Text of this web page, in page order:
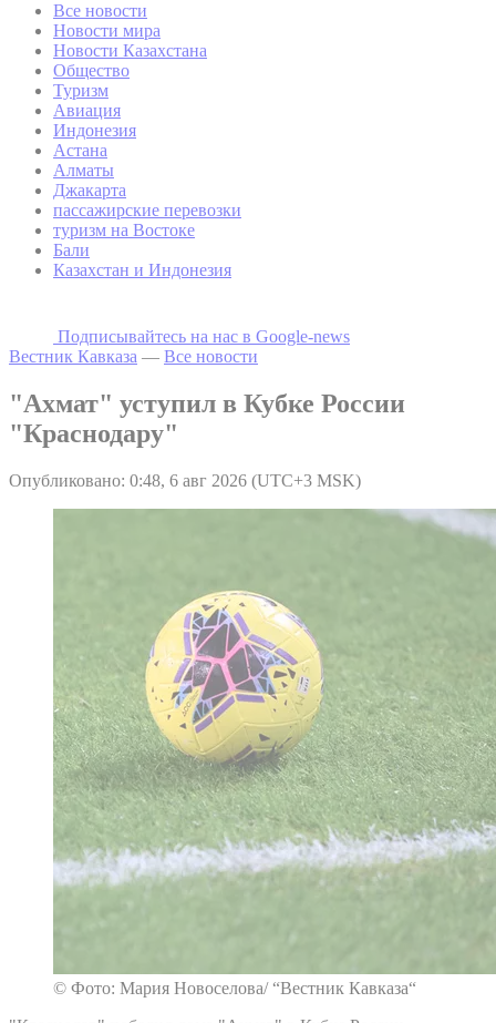
Все новости
Новости мира
Новости Казахстана
Общество
Туризм
Авиация
Индонезия
Астана
Алматы
Джакарта
пассажирские перевозки
туризм на Востоке
Бали
Казахстан и Индонезия
Подписывайтесь на наc в Google-news
Вестник Кавказа — Все новости
"Ахмат" уступил в Кубке России
"Краснодару"
Опубликовано: 0:48, 6 авг 2026 (UTC+3 MSK)
© Фото: Мария Новоселова/ “Вестник Кавказа“